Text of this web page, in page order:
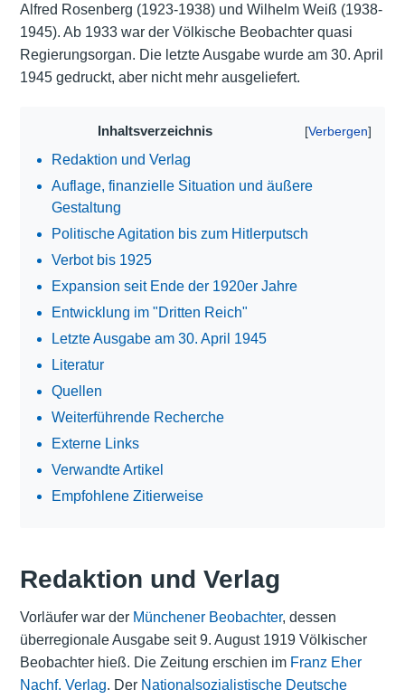
Alfred Rosenberg (1923-1938) und Wilhelm Weiß (1938-
1945). Ab 1933 war der Völkische Beobachter quasi
Regierungsorgan. Die letzte Ausgabe wurde am 30. April
1945 gedruckt, aber nicht mehr ausgeliefert.
Inhaltsverzeichnis
Redaktion und Verlag
Auflage, finanzielle Situation und äußere
Gestaltung
Politische Agitation bis zum Hitlerputsch
Verbot bis 1925
Expansion seit Ende der 1920er Jahre
Entwicklung im "Dritten Reich"
Letzte Ausgabe am 30. April 1945
Literatur
Quellen
Weiterführende Recherche
Externe Links
Verwandte Artikel
Empfohlene Zitierweise
Redaktion und Verlag
Vorläufer war der Münchener Beobachter, dessen
überregionale Ausgabe seit 9. August 1919 Völkischer
Beobachter hieß. Die Zeitung erschien im Franz Eher
Nachf. Verlag. Der Nationalsozialistische Deutsche